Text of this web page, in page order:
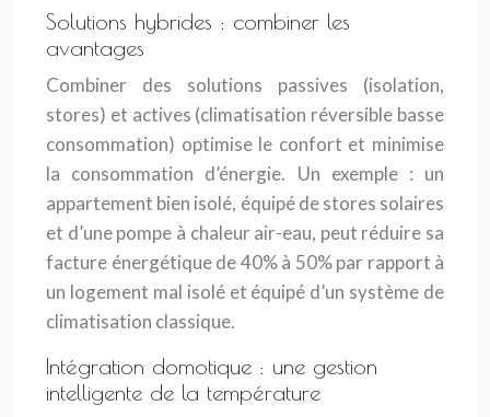
Solutions hybrides : combiner les
avantages
Combiner des solutions passives (isolation,
stores) et actives (climatisation réversible basse
consommation) optimise le confort et minimise
la consommation d’énergie. Un exemple : un
appartement bien isolé, équipé de stores solaires
et d’une pompe à chaleur air-eau, peut réduire sa
facture énergétique de 40% à 50% par rapport à
un logement mal isolé et équipé d’un système de
climatisation classique.
Intégration domotique : une gestion
intelligente de la température